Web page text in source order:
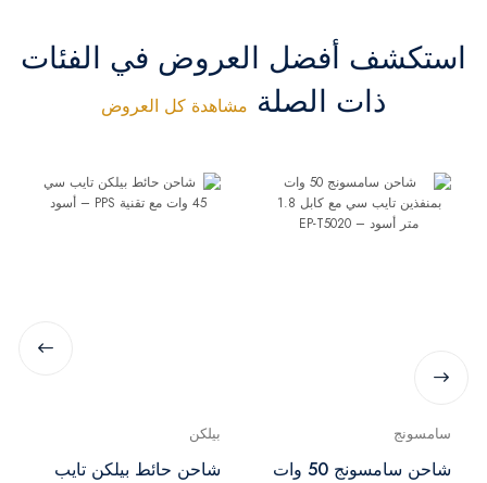
استكشف أفضل العروض في الفئات
ذات الصلة مشاهدة كل العروض
سامسونج
شاحن سامسونج 50 وات
بيلكن
شاحن حائط بيلكن تايب